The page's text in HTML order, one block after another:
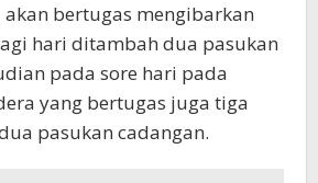
akan bertugas mengibarkan
hari ditambah dua pasukan
pada sore hari pada
yang bertugas juga tiga
pasukan cadangan.